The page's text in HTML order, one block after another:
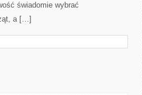
świadomie wybrać
a […]